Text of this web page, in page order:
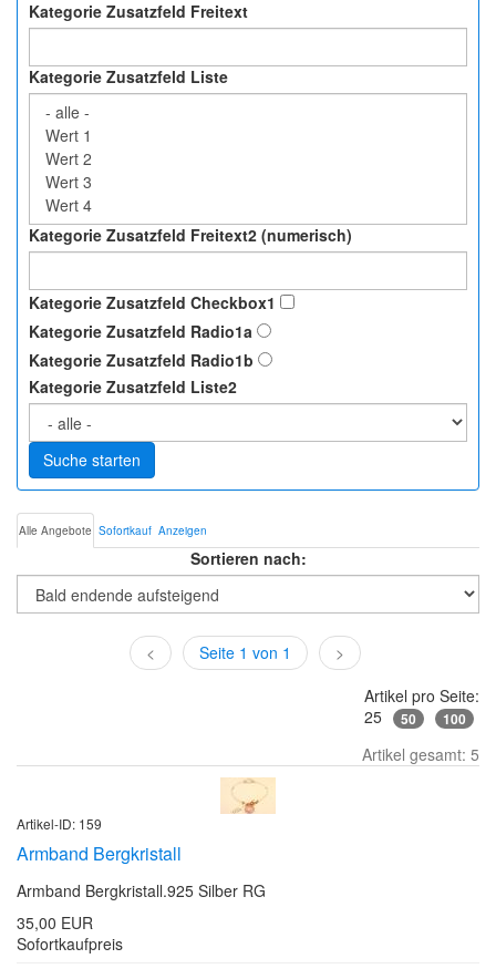
Kategorie Zusatzfeld Freitext
Kategorie Zusatzfeld Liste
Kategorie Zusatzfeld Freitext2 (numerisch)
Kategorie Zusatzfeld Checkbox1
Kategorie Zusatzfeld Radio1a
Kategorie Zusatzfeld Radio1b
Kategorie Zusatzfeld Liste2
Suche starten
Alle Angebote Sofortkauf Anzeigen
Sortieren nach:
< Seite 1 von 1
>
Artikel pro Seite:
25
50 100
Artikel gesamt: 5
Artikel-ID: 159
Armband Bergkristall
Armband Bergkristall.925 Silber RG
35,00 EUR
Sofortkaufpreis